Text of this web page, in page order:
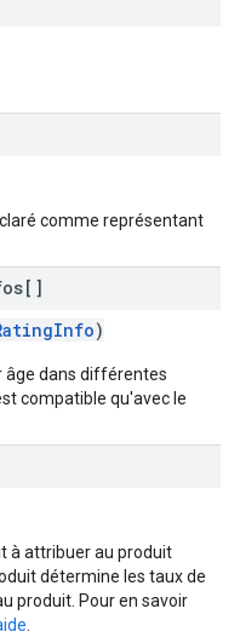
comme représentant
)
âge dans différentes
compatible qu'avec le
à attribuer au produit
détermine les taux de
produit. Pour en savoir